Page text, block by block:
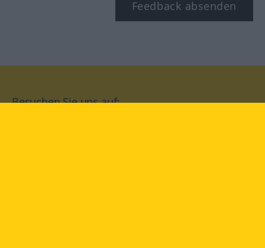
Feedback absenden
Besuchen Sie uns auf: